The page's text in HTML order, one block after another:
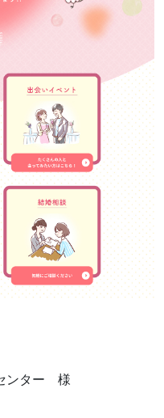
ンター 様